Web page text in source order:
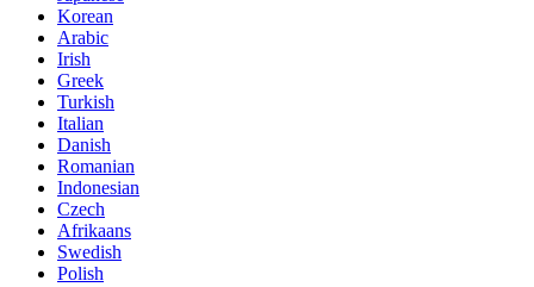
Korean
Arabic
Irish
Greek
Turkish
Italian
Danish
Romanian
Indonesian
Czech
Afrikaans
Swedish
Polish